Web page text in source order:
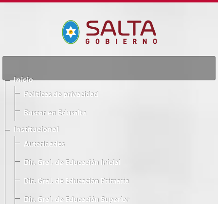
Inicio
Políticas de privacidad
Buscar en Edusalta
Institucional
Autoridades
Dir. Gral. de Educación Inicial
Dir. Gral. de Educación Primaria
Dir. Gral. de Educación Superior